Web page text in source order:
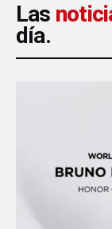
Las
día.